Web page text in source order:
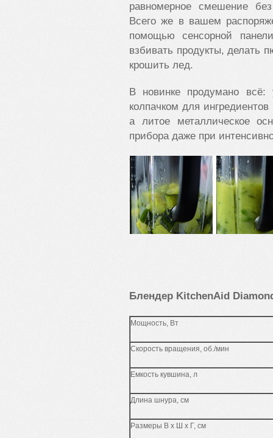
равномерное смешение
Всего же в вашем
помощью сенсорной
взбивать продукты, делать
крошить лед.
В новинке продумано всё:
колпачком для
а литое металлическое
прибора даже при
Блендер KitchenAid Di
Мощность, Вт
Скорость вращения, об./мин
Емкость кувшина, л
Длина шнура, см
Размеры В х Ш x Г, см